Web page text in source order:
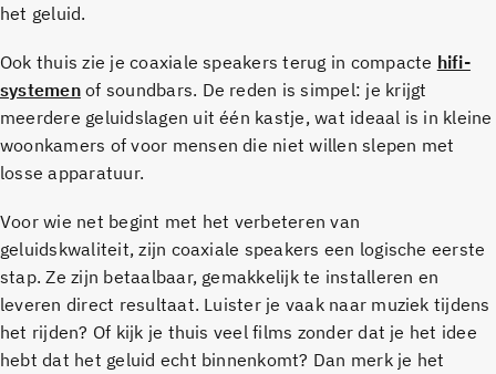
het geluid.
Ook thuis zie je coaxiale speakers terug in compacte hifi-
systemenof soundbars. De reden is simpel: je krijgt
meerdere geluidslagen uit één kastje, wat ideaal is in kleine
woonkamers of voor mensen die niet willen slepen met
losse apparatuur.
Voor wie net begint met het verbeteren van
geluidskwaliteit, zijn coaxiale speakers een logische eerste
stap. Ze zijn betaalbaar, gemakkelijk te installeren en
leveren direct resultaat. Luister je vaak naar muziek tijdens
het rijden? Of kijk je thuis veel films zonder dat je het idee
hebt dat het geluid echt binnenkomt? Dan merk je het